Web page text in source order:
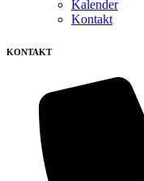
Kalender
Kontakt
KONTAKT